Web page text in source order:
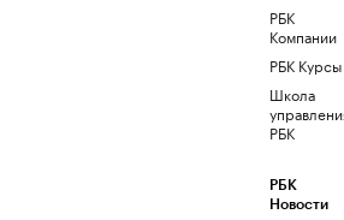
РБК
Компании
РБК Курсы
Школа
РБК
РБК
Новости